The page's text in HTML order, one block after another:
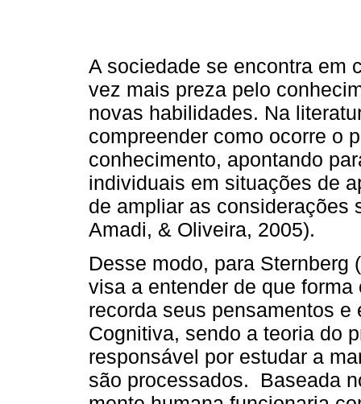
A sociedade se encontra em
vez mais preza pelo
novas habilidades. Na
compreender como ocorre o
conhecimento, apontando
individuais em situações de
de ampliar as considerações
Amadi, & Oliveira, 2005).
Desse modo, para Sternberg
visa a entender de que
recorda seus pensamentos
Cognitiva, sendo a teoria do
responsável por estudar a
são processados. Baseada